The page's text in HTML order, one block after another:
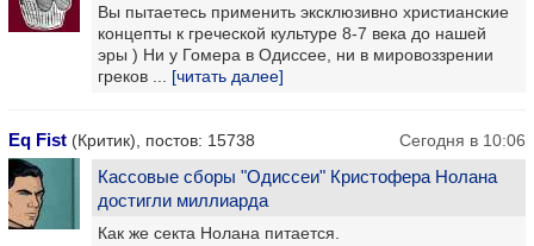
Вы пытаетесь применить эксклюзивно христианские
концепты к греческой культуре 8-7 века до нашей
эры ) Ни у Гомера в Одиссее, ни в мировоззрении
греков ... [читать далее]
Eq Fist (Критик), постов: 15738 Сегодня в 10:06
Кассовые сборы "Одиссеи" Кристофера Нолана
достигли миллиарда
Как же секта Нолана питается.